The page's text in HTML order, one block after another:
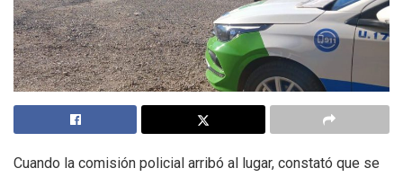
Cuando la comisión policial arribó al lugar, constató que se